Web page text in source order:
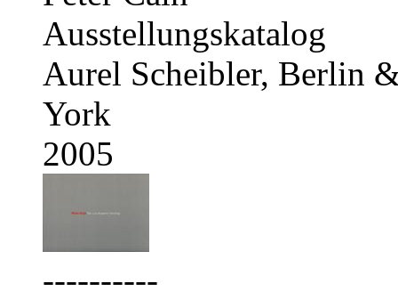
Ausstellungskatalog
Aurel Scheibler, Berlin
York
2005
----------